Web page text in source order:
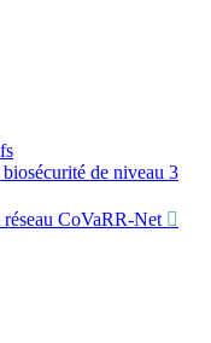
de niveau 3
CoVaRR-Net